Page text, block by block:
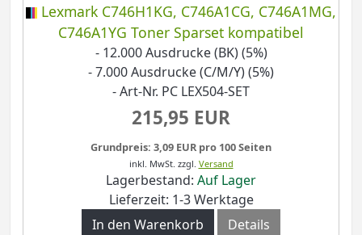
Lexmark C746H1KG, C746A1CG, C746A1MG,
C746A1YG Toner Sparset kompatibel
- 12.000 Ausdrucke (BK) (5%)
- 7.000 Ausdrucke (C/M/Y) (5%)
- Art-Nr. PC LEX504-SET
215,95 EUR
Grundpreis: 3,09 EUR pro 100 Seiten
inkl. MwSt. zzgl. Versand
Lagerbestand: Auf Lager
Lieferzeit: 1-3 Werktage
In den Warenkorb
Details